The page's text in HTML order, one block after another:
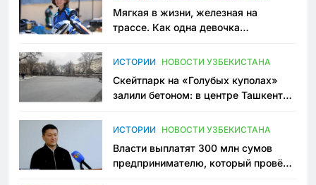
Мягкая в жизни, железная на
трассе. Как одна девочка
Узбекистане
ИСТОРИИ НОВОСТИ УЗБЕКИСТАНА
Скейтпарк на «Голубых куполах»
залили бетоном: в центре Ташкента
пространство
ИСТОРИИ НОВОСТИ УЗБЕКИСТАНА
Власти выплатят 300 млн сумов
предпринимателю, который провёл